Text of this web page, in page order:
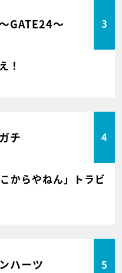
GATE24～ 3
！
チ 4
からやねん」トラビ
ハーツ 5